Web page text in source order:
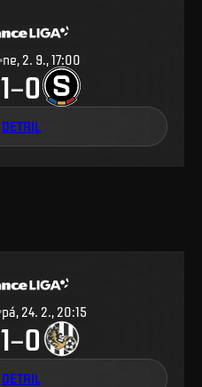
ne, 2. 9., 17:00
1–0
DETAIL
pá, 24. 2., 20:15
1–0
DETAIL